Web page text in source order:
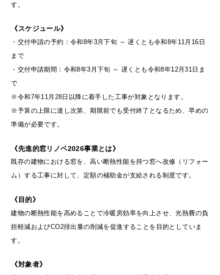
す。
《スケジュール》
・交付申請の予約：令和8年3月下旬 ～ 遅くとも令和8年11月16日
まで
・交付申請期間：令和8年3月下旬 ～ 遅くとも令和8年12月31日ま
で
※令和7年11月28日以降に着手した工事が対象となります。
※予算の上限に達し次第、期限前でも受付終了となるため、早めの
準備が必要です。
《先進的窓リノベ2026事業とは》
既存の建物における窓を、高い断熱性能を持つ窓へ改修（リフォー
ム）する工事に対して、定額の補助金が支給される制度です。
《目的》
建物の断熱性能を高めることで冷暖房効率を向上させ、光熱費の負
担軽減およびCO2排出量の削減を促進することを目的としていま
す。
《対象者》